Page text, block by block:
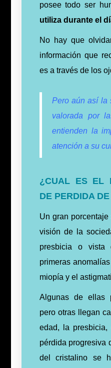
posee todo ser
utiliza durante el
No hay que
información que
es a través de los
Pero aún así la
valorada por
entienden la
atención a su
¿CUAL ES EL
DE PERDIDA
Un gran
visión de la
presbicia o vista
primeras
miopía y el
Algunas de ellas
pero otras llegan
edad, la presbicia,
pérdida progresiva
del cristalino se